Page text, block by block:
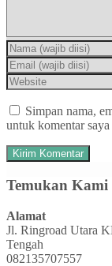
Simpan nama,
untuk komentar
Temukan Kami
Alamat
Jl. Ringroad Utara
Tengah
082135707557